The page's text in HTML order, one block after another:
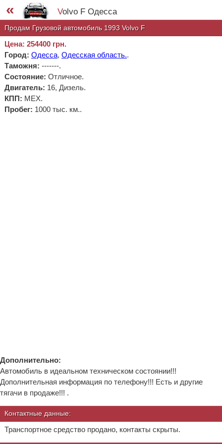
« Volvo F Одесса
Продам Грузовой автомобиль 1993 Volvo F
Цена: 254400 грн.
Город: Одесса, Одесская область..
Таможня: -------.
Состояние: Отличное.
Двигатель: 16, Дизель.
КПП: МЕХ.
Пробег: 1000 тыс. км..
Дополнительно:
Автомобиль в идеальном техническом состоянии!!!
Дополнительная информация по телефону!!! Есть и другие
тягачи в продаже!!! .
Контактные данные:
Транспортное средство продано, контакты скрыты.